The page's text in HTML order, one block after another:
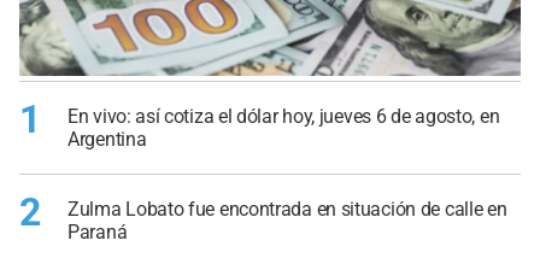
1
En vivo: así cotiza el dólar hoy, jueves 6 de agosto, en
Argentina
2
Zulma Lobato fue encontrada en situación de calle en
Paraná